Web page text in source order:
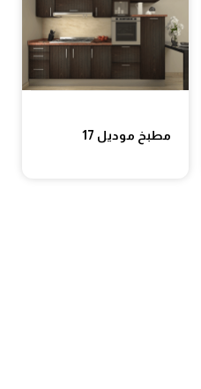
مطبخ موديل 17